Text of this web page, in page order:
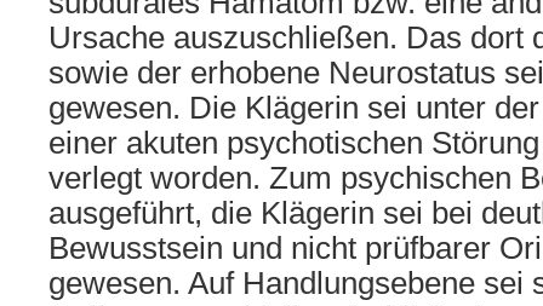
Ursache auszuschließen. Das dort
sowie der erhobene Neurostatus
gewesen. Die Klägerin sei unter
einer akuten psychotischen
verlegt worden. Zum psychischen
ausgeführt, die Klägerin sei bei
Bewusstsein und nicht prüfbarer
gewesen. Auf Handlungsebene sei